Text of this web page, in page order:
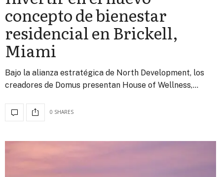
concepto de bienestar
residencial en Brickell,
Miami
Bajo la alianza estratégica de North Development, los
creadores de Domus presentan House of Wellness,…
0 SHARES